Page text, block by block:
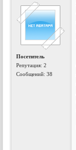
Посетитель
Репутация:2
Сообщений: 38